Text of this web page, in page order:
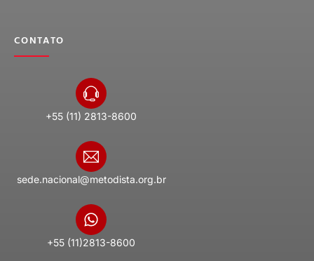
CONTATO
+55 (11) 2813-8600
sede.nacional@metodista.org.br
+55 (11)2813-8600